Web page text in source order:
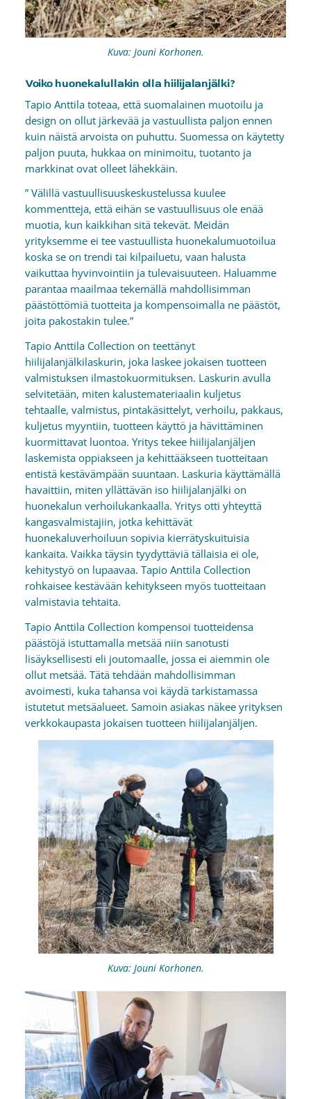
Kuva: Jouni Korhonen.
Voiko huonekalullakin olla hiilijalanjälki?
Tapio Anttila toteaa, että suomalainen muotoilu ja
design on ollut järkevää ja vastuullista paljon ennen
kuin näistä arvoista on puhuttu. Suomessa on käytetty
paljon puuta, hukkaa on minimoitu, tuotanto ja
markkinat ovat olleet lähekkäin.
” Välillä vastuullisuuskeskustelussa kuulee
kommentteja, että eihän se vastuullisuus ole enää
muotia, kun kaikkihan sitä tekevät. Meidän
yrityksemme ei tee vastuullista huonekalumuotoilua
koska se on trendi tai kilpailuetu, vaan halusta
vaikuttaa hyvinvointiin ja tulevaisuuteen. Haluamme
parantaa maailmaa tekemällä mahdollisimman
päästöttömiä tuotteita ja kompensoimalla ne päästöt,
joita pakostakin tulee.”
Tapio Anttila Collection on teettänyt
hiilijalanjälkilaskurin, joka laskee jokaisen tuotteen
valmistuksen ilmastokuormituksen. Laskurin avulla
selvitetään, miten kalustemateriaalin kuljetus
tehtaalle, valmistus, pintakäsittelyt, verhoilu, pakkaus,
kuljetus myyntiin, tuotteen käyttö ja hävittäminen
kuormittavat luontoa. Yritys tekee hiilijalanjäljen
laskemista oppiakseen ja kehittääkseen tuotteitaan
entistä kestävämpään suuntaan. Laskuria käyttämällä
havaittiin, miten yllättävän iso hiilijalanjälki on
huonekalun verhoilukankaalla. Yritys otti yhteyttä
kangasvalmistajiin, jotka kehittävät
huonekaluverhoiluun sopivia kierrätyskuituisia
kankaita. Vaikka täysin tyydyttäviä tällaisia ei ole,
kehitystyö on lupaavaa. Tapio Anttila Collection
rohkaisee kestävään kehitykseen myös tuotteitaan
valmistavia tehtaita.
Tapio Anttila Collection kompensoi tuotteidensa
päästöjä istuttamalla metsää niin sanotusti
lisäyksellisesti eli joutomaalle, jossa ei aiemmin ole
ollut metsää. Tätä tehdään mahdollisimman
avoimesti, kuka tahansa voi käydä tarkistamassa
istutetut metsäalueet. Samoin asiakas näkee yrityksen
verkkokaupasta jokaisen tuotteen hiilijalanjäljen.
Kuva: Jouni Korhonen.